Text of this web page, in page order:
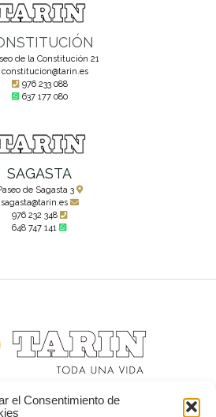
el Consentimiento de
de la Constitución 21
constitucion@tarin.es
976 233 088
637 177 080
SAGASTA
de Sagasta 3
sagasta@tarin.es
976 232 348
648 747 141
desde 1963